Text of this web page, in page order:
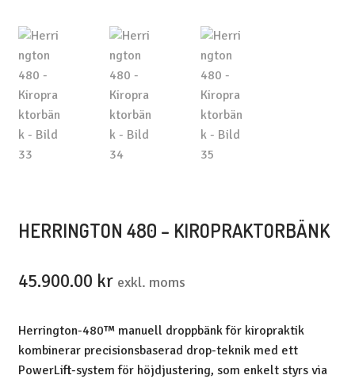
HERRINGTON 480 – KIROPRAKTORBÄNK
45.900.00 kr exkl. moms
Herrington-480™ manuell droppbänk för kiropraktik
kombinerar precisionsbaserad drop-teknik med ett
PowerLift-system för höjdjustering, som enkelt styrs via